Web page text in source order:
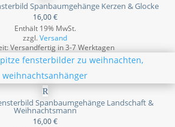
Spanbaumgehänge Kerzen & Glocke
16,00€
Enthält 19% MwSt.
zzgl.Versand
Versandfertig in 3-7 Werktagen
Spanbaumgehänge Landschaft &
Weihnachtsmann
16,00€